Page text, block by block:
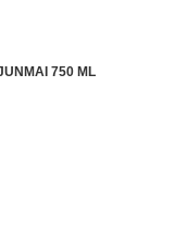
750 ML